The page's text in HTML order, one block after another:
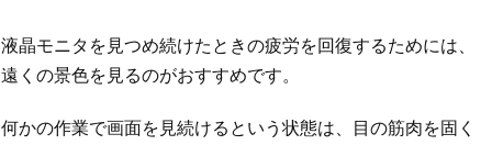
液晶モニタを見つめ続けたときの疲労を回復するためには、
遠くの景色を見るのがおすすめです。
何かの作業で画面を見続けるという状態は、目の筋肉を固く